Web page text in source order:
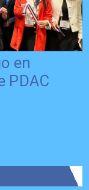
en
PDAC